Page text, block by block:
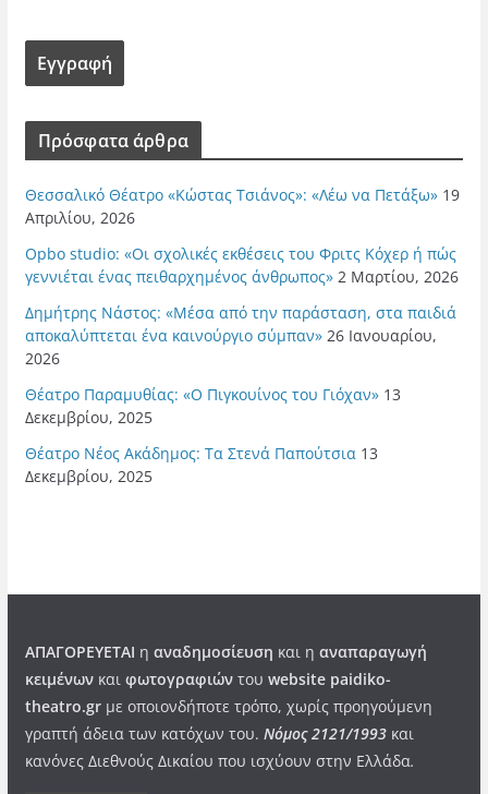
Πρόσφατα άρθρα
Θεσσαλικό Θέατρο «Κώστας Τσιάνος»: «Λέω να Πετάξω» 19
Απριλίου, 2026
Opbo studio: «Οι σχολικές εκθέσεις του Φριτς Κόχερ ή πώς
γεννιέται ένας πειθαρχημένος άνθρωπος» 2 Μαρτίου, 2026
Δημήτρης Νάστος: «Μέσα από την παράσταση, στα παιδιά
αποκαλύπτεται ένα καινούργιο σύμπαν» 26 Ιανουαρίου,
2026
Θέατρο Παραμυθίας: «Ο Πιγκουίνος του Γιόχαν» 13
Δεκεμβρίου, 2025
Θέατρο Νέος Ακάδημος: Τα Στενά Παπούτσια 13
Δεκεμβρίου, 2025
ΑΠΑΓΟΡΕΥΕΤΑΙ η αναδημοσίευση και η αναπαραγωγή
κειμένωνκαι φωτογραφιώντου website paidiko-
theatro.grμε οποιονδήποτε τρόπο, χωρίς προηγούμενη
γραπτή άδεια των κατόχων του. Νόμος 2121/1993και
κανόνες Διεθνούς Δικαίου που ισχύουν στην Ελλάδα.